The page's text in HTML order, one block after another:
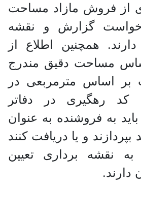
از فروش مازاد مساحت
گزارش و نقشه
همچنین اطلاع از
مساحت دقیق مندرج
بر اساس مترمربعی در
کد رهگیری در دفاتر
به فروشنده به عنوان
بپردازند و یا دریافت کنند
نقشه برداری تعیین
دارند.